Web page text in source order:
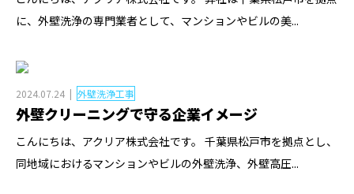
に、外壁洗浄の専門業者として、マンションやビルの美...
2024.07.24 外壁洗浄工事
外壁クリーニングで守る企業イメージ
こんにちは、アクリア株式会社です。 千葉県松戸市を拠点とし、
同地域におけるマンションやビルの外壁洗浄、外壁高圧...